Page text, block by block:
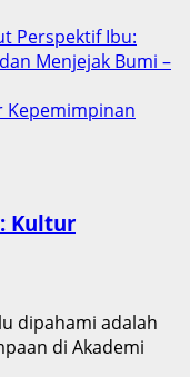
Perspektif Ibu:
Menjejak Bumi –
Kepemimpinan
Kultur
dipahami adalah
di Akademi